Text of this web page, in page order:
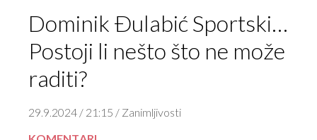
Dominik Đulabić Sportski…
Postoji li nešto što ne može
raditi?
29.9.2024 / 21:15 / Zanimljivosti